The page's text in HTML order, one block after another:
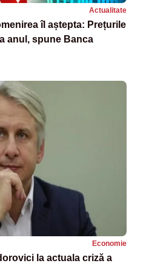
Actualitate
îl aștepta: Prețurile
anul, spune Banca
Economie
la actuala criză a